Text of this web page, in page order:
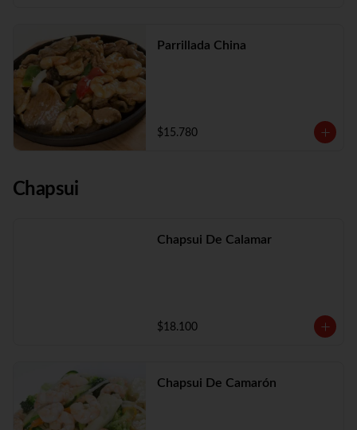
Parrillada China
$15.780
Chapsui
Chapsui De Calamar
$18.100
Chapsui De Camarón